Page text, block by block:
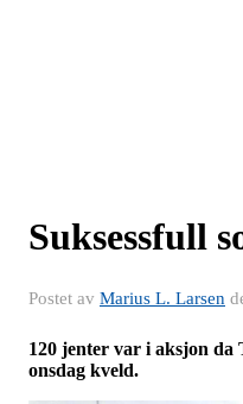
Suksessfull
Postet av Marius L. Larsen
120 jenter var i aksjon da
onsdag kveld.